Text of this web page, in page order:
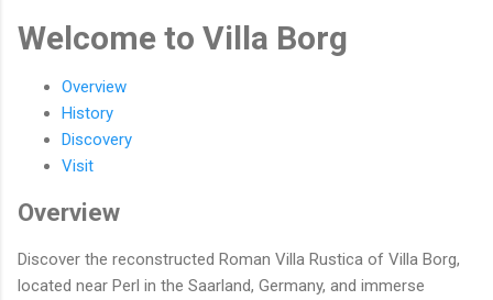
Welcome to Villa Borg
Overview
History
Discovery
Visit
Overview
Discover the reconstructed Roman Villa Rustica of Villa Borg,
located near Perl in the Saarland, Germany, and immerse